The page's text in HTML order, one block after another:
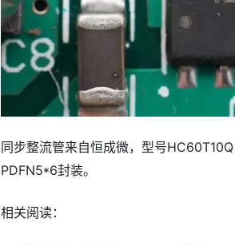
同步整流管来自恒成微，型号
PDFN5*6封装。
相关阅读：